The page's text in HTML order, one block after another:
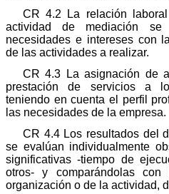
CR 4.2 La relación
actividad de mediación se
necesidades e intereses con
de las actividades a realizar.
CR 4.3 La asignación de
prestación de servicios a
teniendo en cuenta el perfil
las necesidades de la empresa.
CR 4.4 Los resultados del
se evalúan individualmente
significativas -tiempo de
otros- y comparándolas
organización o de la actividad,